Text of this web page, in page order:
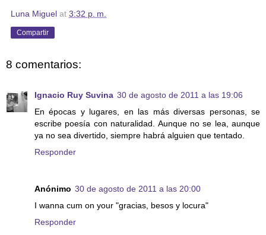
Luna Miguel at 3:32 p. m.
Compartir
8 comentarios:
Ignacio Ruy Suvina 30 de agosto de 2011 a las 19:06
En épocas y lugares, en las más diversas personas, se
escribe poesía con naturalidad. Aunque no se lea, aunque
ya no sea divertido, siempre habrá alguien que tentado.
Responder
Anónimo 30 de agosto de 2011 a las 20:00
I wanna cum on your "gracias, besos y locura"
Responder